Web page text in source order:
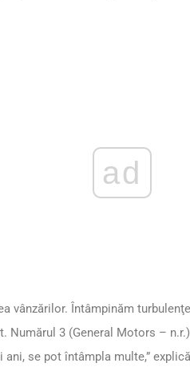
ad
vânzărilor. Întâmpinăm
Numărul 3 (General Motors –
se pot întâmpla multe,”